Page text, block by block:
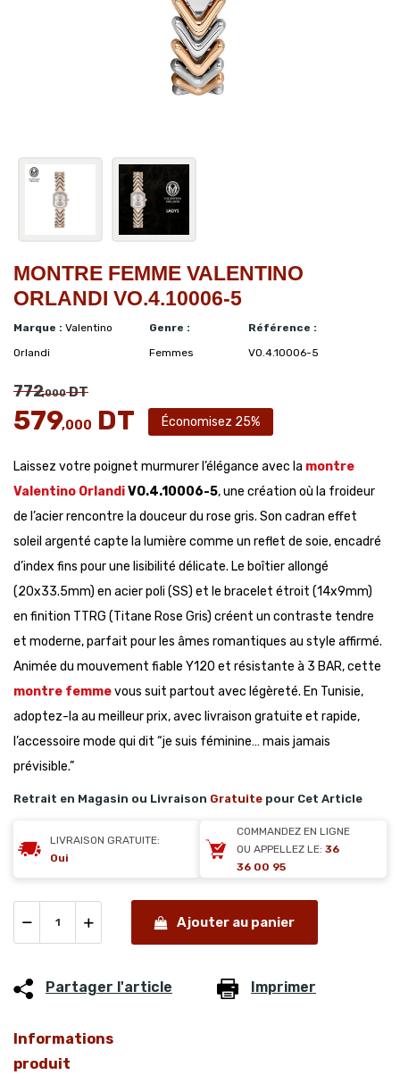
MONTRE FEMME VALENTINO
ORLANDI VO.4.10006-5
Marque : Valentino
Orlandi
Genre :
Femmes
Référence :
VO.4.10006-5
772,000DT
579,000 DT Économisez 25%
Laissez votre poignet murmurer l’élégance avec la montre
Valentino OrlandiVO.4.10006-5, une création où la froideur
de l’acier rencontre la douceur du rose gris. Son cadran effet
soleil argenté capte la lumière comme un reflet de soie, encadré
d’index fins pour une lisibilité délicate. Le boîtier allongé
(20x33.5mm) en acier poli (SS) et le bracelet étroit (14x9mm)
en finition TTRG (Titane Rose Gris) créent un contraste tendre
et moderne, parfait pour les âmes romantiques au style affirmé.
Animée du mouvement fiable Y120 et résistante à 3 BAR, cette
montre femmevous suit partout avec légèreté. En Tunisie,
adoptez-la au meilleur prix, avec livraison gratuite et rapide,
l’accessoire mode qui dit “je suis féminine… mais jamais
prévisible.”
Retrait en Magasin ou Livraison Gratuite pour Cet Article
LIVRAISON GRATUITE:
Oui
COMMANDEZ EN LIGNE
OU APPELLEZ LE: 36
36 00 95
Ajouter au panier
Partager l'article Imprimer
Informations
produit